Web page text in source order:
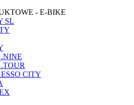
- E-BIKE
SL
CITY